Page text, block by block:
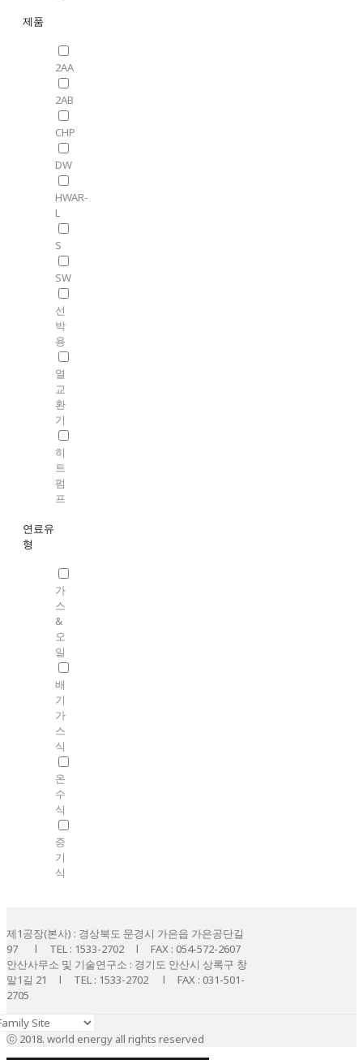
제품
2AA
2AB
CHP
DW
HWAR-
L
S
SW
선
박
용
열
교
환
기
히
트
펌
프
연료유
형
가
스
&
오
일
배
기
가
스
식
온
수
식
증
기
식
제1공장(본사) : 경상북도 문경시 가은읍 가은공단길
97 l TEL : 1533-2702 l FAX : 054-572-2607
안산사무소 및 기술연구소 : 경기도 안산시 상록구 창
말1길 21 l TEL : 1533-2702 l FAX : 031-501-
2705
ⓒ 2018. world energy all rights reserved